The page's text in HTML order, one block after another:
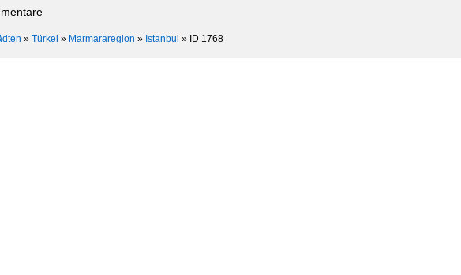
» Türkei » Marmararegion » Istanbul » ID 1768